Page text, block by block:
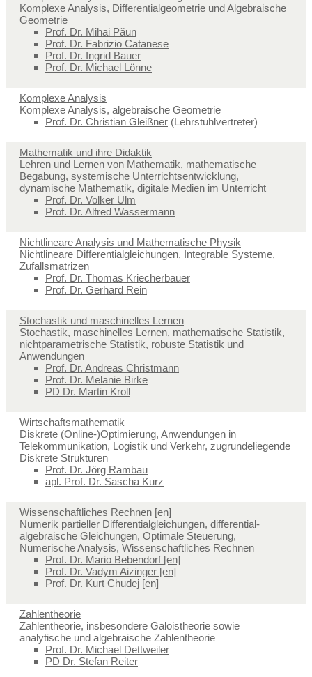
Komplexe Analysis, Differentialgeometrie und Algebraische
Geometrie
Prof. Dr. Mihai Păun
Prof. Dr. Fabrizio Catanese
Prof. Dr. Ingrid Bauer
Prof. Dr. Michael Lönne
Komplexe Analysis
Komplexe Analysis, algebraische Geometrie
Prof. Dr. Christian Gleißner (Lehrstuhlvertreter)
Mathematik und ihre Didaktik
Lehren und Lernen von Mathematik, mathematische
Begabung, systemische Unterrichtsentwicklung,
dynamische Mathematik, digitale Medien im Unterricht
Prof. Dr. Volker Ulm
Prof. Dr. Alfred Wassermann
Nichtlineare Analysis und Mathematische Physik
Nichtlineare Differentialgleichungen, Integrable Systeme,
Zufallsmatrizen
Prof. Dr. Thomas Kriecherbauer
Prof. Dr. Gerhard Rein
Stochastik und maschinelles Lernen
Stochastik, maschinelles Lernen, mathematische Statistik,
nichtparametrische Statistik, robuste Statistik und
Anwendungen
Prof. Dr. Andreas Christmann
Prof. Dr. Melanie Birke
PD Dr. Martin Kroll
Wirtschaftsmathematik
Diskrete (Online-)Optimierung, Anwendungen in
Telekommunikation, Logistik und Verkehr, zugrundeliegende
Diskrete Strukturen
Prof. Dr. Jörg Rambau
apl. Prof. Dr. Sascha Kurz
Wissenschaftliches Rechnen [en]
Numerik partieller Differentialgleichungen, differential-
algebraische Gleichungen, Optimale Steuerung,
Numerische Analysis, Wissenschaftliches Rechnen
Prof. Dr. Mario Bebendorf [en]
Prof. Dr. Vadym Aizinger [en]
Prof. Dr. Kurt Chudej [en]
Zahlentheorie
Zahlentheorie, insbesondere Galoistheorie sowie
analytische und algebraische Zahlentheorie
Prof. Dr. Michael Dettweiler
PD Dr. Stefan Reiter